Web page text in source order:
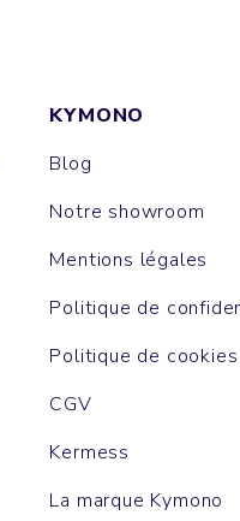
KYMONO
Blog
Notre showroom
Mentions légales
Politique de
Politique de cookies
CGV
Kermess
La marque Kymono